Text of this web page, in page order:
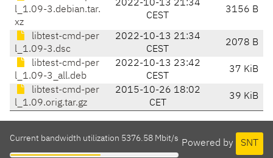
l_1.09-3.debian.tar.
xz
2022-10-13 21:34
CEST
3156 B
libtest-cmd-per
l_1.09-3.dsc
2022-10-13 21:34
CEST
2078 B
libtest-cmd-per
l_1.09-3_all.deb
2022-10-13 23:42
CEST
37 KiB
libtest-cmd-per
l_1.09.orig.tar.gz
2015-10-26 18:02
CET
39 KiB
Powered by SNT
Current bandwidth utilization 5376.58 Mbit/s